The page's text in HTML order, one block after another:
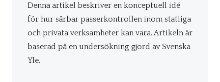
Denna artikel beskriver en konceptuell idé
för hur sårbar passerkontrollen inom statliga
och privata verksamheter kan vara. Artikeln är
baserad på en undersökning gjord av Svenska
Yle.